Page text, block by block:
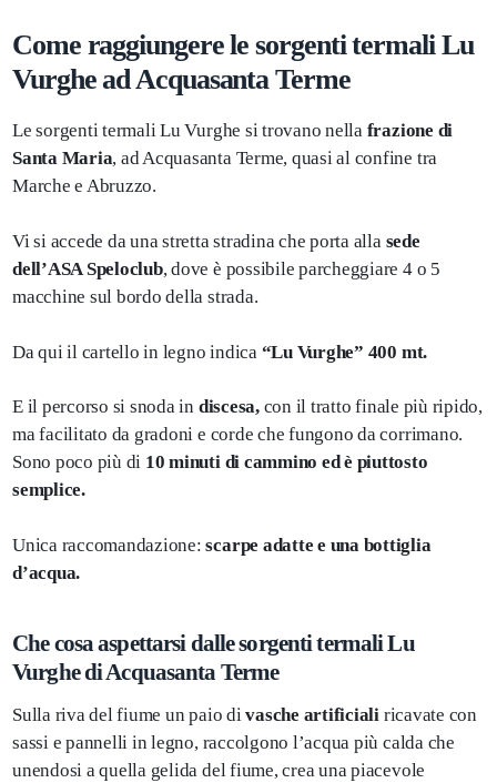
Come raggiungere le sorgenti termali Lu
Vurghe ad Acquasanta Terme
Le sorgenti termali Lu Vurghe si trovano nella frazione di
Santa Maria, ad Acquasanta Terme, quasi al confine tra
Marche e Abruzzo.
Vi si accede da una stretta stradina che porta alla sede
dell’ASA Speloclub, dove è possibile parcheggiare 4 o 5
macchine sul bordo della strada.
Da qui il cartello in legno indica “Lu Vurghe” 400 mt.
E il percorso si snoda in discesa,con il tratto finale più ripido,
ma facilitato da gradoni e corde che fungono da corrimano.
Sono poco più di 10 minuti di cammino ed è piuttosto
semplice.
Unica raccomandazione:scarpe adatte e una bottiglia
d’acqua.
Che cosa aspettarsi dalle sorgenti termali Lu
Vurghe di Acquasanta Terme
Sulla riva del fiume un paio divasche artificiali ricavate con
sassi e pannelli in legno, raccolgono l’acqua più calda che
unendosi a quella gelida del fiume, crea una piacevole